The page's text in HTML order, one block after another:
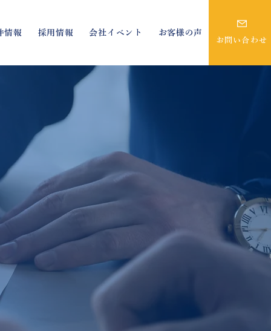
情報 採用情報 会社イベント お客様の声
お問い合わせ